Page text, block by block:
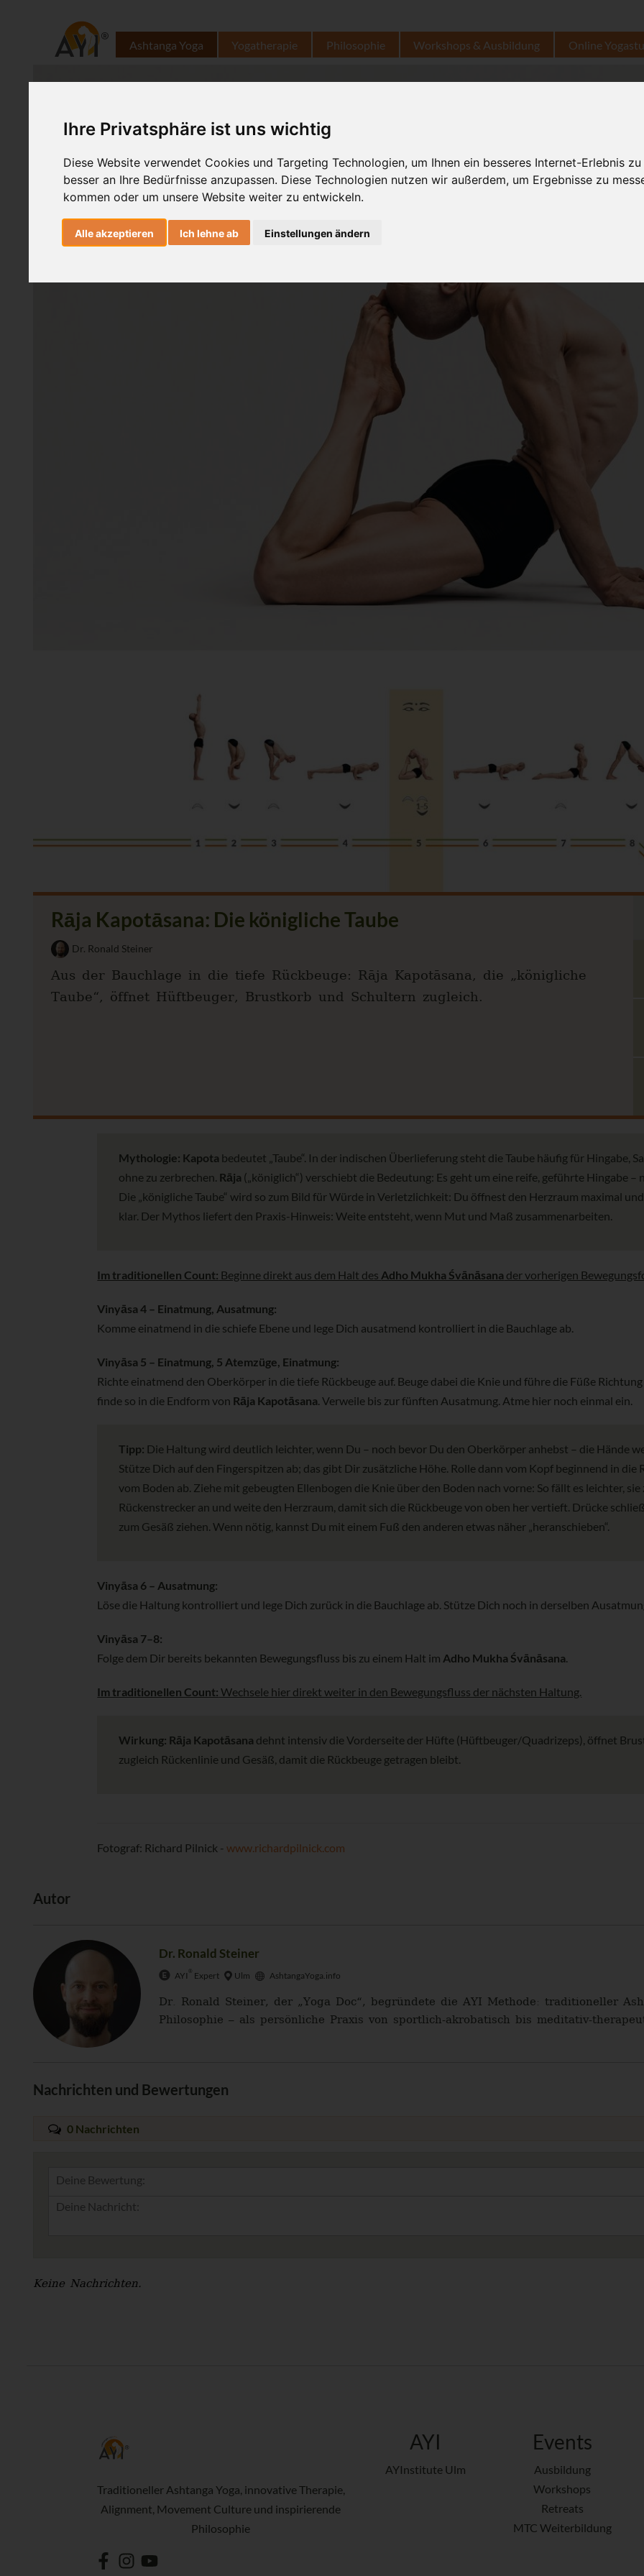
Ihre Privatsphäre ist uns wichtig
Diese Website verwendet Cookies und Targeting Technologien, um Ihnen ein besseres Internet-Erlebnis
besser an Ihre Bedürfnisse anzupassen. Diese Technologien nutzen wir außerdem, um Ergebnisse zu
kommen oder um unsere Website weiter zu entwickeln.
Alle akzeptieren Ich lehne ab Einstellungen ändern
Ashtanga Yoga Yogatherapie Philosophie Workshops & Ausbildung Online
Rāja Kapotāsana: Die königliche Taube
Dr. Ronald Steiner
Aus der Bauchlage in die tiefe Rückbeuge: Rāja Kapotāsana, die „königliche
Taube“, öffnet Hüftbeuger, Brustkorb und Schultern zugleich.
Mythologie: Kapota bedeutet „Taube“. In der indischen Überlieferung steht die Taube häufig für Hingabe,
ohne zu zerbrechen. Rāja („königlich“) verschiebt die Bedeutung: Es geht um eine reife, geführte Hingabe –
Die „königliche Taube“ wird so zum Bild für Würde in Verletzlichkeit: Du öffnest den Herzraum maximal
klar. Der Mythos liefert den Praxis-Hinweis: Weite entsteht, wenn Mut und Maß zusammenarbeiten.
Im traditionellen Count: Beginne direkt aus dem Halt des Adho Mukha Śvānāsana der vorherigen
Vinyāsa 4 – Einatmung, Ausatmung:
Komme einatmend in die schiefe Ebene und lege Dich ausatmend kontrolliert in die Bauchlage ab.
Vinyāsa 5 – Einatmung, 5 Atemzüge, Einatmung:
Richte einatmend den Oberkörper in die tiefe Rückbeuge auf. Beuge dabei die Knie und führe die Füße
finde so in die Endform von Rāja Kapotāsana. Verweile bis zur fünften Ausatmung. Atme hier noch einmal ein.
Tipp: Die Haltung wird deutlich leichter, wenn Du – noch bevor Du den Oberkörper anhebst – die Hände
Stütze Dich auf den Fingerspitzen ab; das gibt Dir zusätzliche Höhe. Rolle dann vom Kopf beginnend in die
vom Boden ab. Ziehe mit gebeugten Ellenbogen die Knie über den Boden nach vorne: So fällt es leichter,
Rückenstrecker an und weite den Herzraum, damit sich die Rückbeuge von oben her vertieft. Drücke
zum Gesäß ziehen. Wenn nötig, kannst Du mit einem Fuß den anderen etwas näher „heranschieben“.
Vinyāsa 6 – Ausatmung:
Löse die Haltung kontrolliert und lege Dich zurück in die Bauchlage ab. Stütze Dich noch in derselben
Vinyāsa 7–8:
Folge dem Dir bereits bekannten Bewegungsfluss bis zu einem Halt im Adho Mukha Śvānāsana.
Im traditionellen Count: Wechsele hier direkt weiter in den Bewegungsfluss der nächsten Haltung.
Wirkung: Rāja Kapotāsana dehnt intensiv die Vorderseite der Hüfte (Hüftbeuger/Quadrizeps), öffnet
zugleich Rückenlinie und Gesäß, damit die Rückbeuge getragen bleibt.
Fotograf: Richard Pilnick - www.richardpilnick.com
Autor
Dr. Ronald Steiner
AYI Expert Ulm AshtangaYoga.info
Dr. Ronald Steiner, der „Yoga Doc“, begründete die AYI Methode: traditioneller
Philosophie – als persönliche Praxis von sportlich-akrobatisch bis meditativ-
Nachrichten und Bewertungen
0 Nachrichten
Deine Bewertung:
Keine Nachrichten.
Traditioneller Ashtanga Yoga, innovative Therapie,
Alignment, Movement Culture und inspirierende
Philosophie
AYI
AYInstitute Ulm
Events
Ausbildung
Workshops
Retreats
MTC Weiterbildung